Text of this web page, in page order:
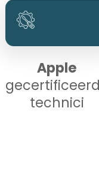
Apple
technici